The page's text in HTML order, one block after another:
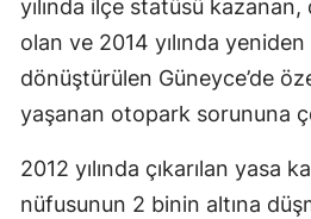
yılında ilçe statüsü
olan ve 2014 yılında
dönüştürülen Güneyce’de
yaşanan otopark sorununa
2012 yılında çıkarılan yasa
nüfusunun 2 binin altına